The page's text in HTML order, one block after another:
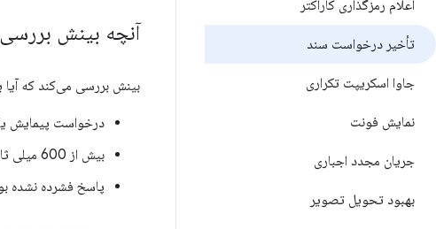
اعلام رمزگذاری کاراکتر
تأخیر درخواست سند
جاوا اسکریپت تکراری
نمایش فونت
جریان مجدد اجباری
بهبود تحویل تصویر
آنچه بینش
بینش بررسی می‌کند که آیا
درخواست پیمایش
بیش از 600 میلی ثانیه طول کشید تا سرور به درخواست پاسخ دهد.
پاسخ فشرده نشده